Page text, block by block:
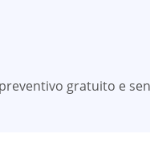
gratuito e